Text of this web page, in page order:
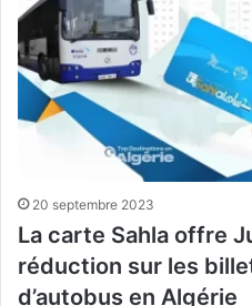
20 septembre 2023
La carte Sahla offre
réduction sur les
d’autobus en Algérie